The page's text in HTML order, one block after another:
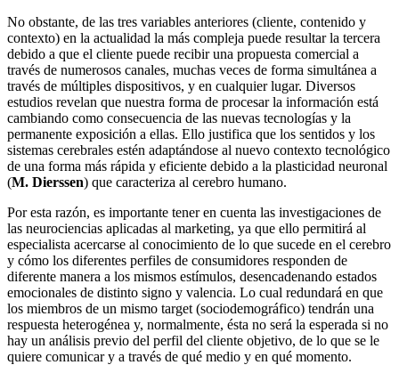
No obstante, de las tres variables anteriores (cliente, contenido y
contexto) en la actualidad la más compleja puede resultar la tercera
debido a que el cliente puede recibir una propuesta comercial a
través de numerosos canales, muchas veces de forma simultánea a
través de múltiples dispositivos, y en cualquier lugar. Diversos
estudios revelan que nuestra forma de procesar la información está
cambiando como consecuencia de las nuevas tecnologías y la
permanente exposición a ellas. Ello justifica que los sentidos y los
sistemas cerebrales estén adaptándose al nuevo contexto tecnológico
de una forma más rápida y eficiente debido a la plasticidad neuronal
(M. Dierssen) que caracteriza al cerebro humano.
Por esta razón, es importante tener en cuenta las investigaciones de
las neurociencias aplicadas al marketing, ya que ello permitirá al
especialista acercarse al conocimiento de lo que sucede en el cerebro
y cómo los diferentes perfiles de consumidores responden de
diferente manera a los mismos estímulos, desencadenando estados
emocionales de distinto signo y valencia. Lo cual redundará en que
los miembros de un mismo target (sociodemográfico) tendrán una
respuesta heterogénea y, normalmente, ésta no será la esperada si no
hay un análisis previo del perfil del cliente objetivo, de lo que se le
quiere comunicar y a través de qué medio y en qué momento.